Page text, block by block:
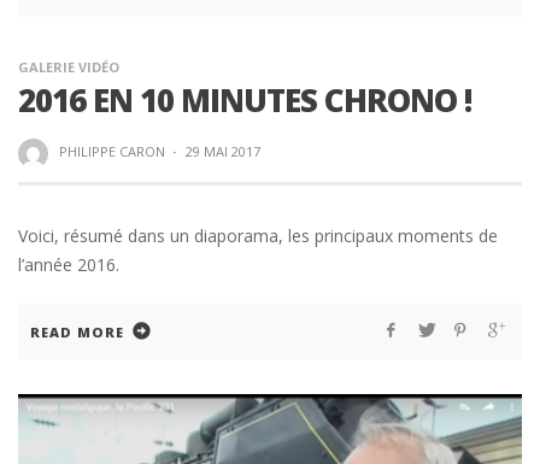
GALERIE VIDÉO
2016 EN 10 MINUTES CHRONO !
PHILIPPE CARON · 29 MAI 2017
Voici, résumé dans un diaporama, les principaux moments de
l’année 2016.
READ MORE